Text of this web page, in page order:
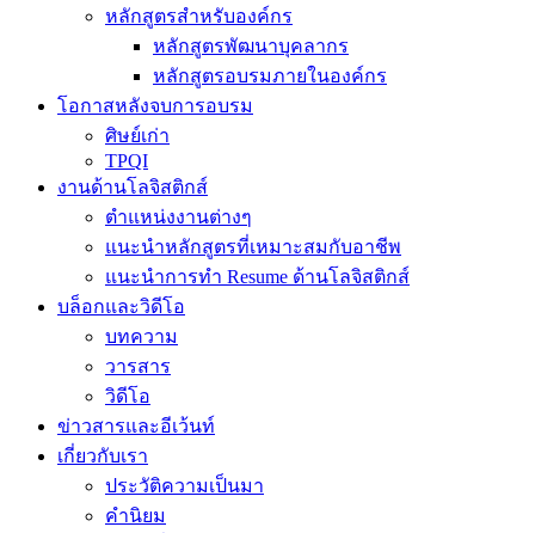
หลักสูตรสำหรับองค์กร
หลักสูตรพัฒนาบุคลากร
หลักสูตรอบรมภายในองค์กร
โอกาสหลังจบการอบรม
ศิษย์เก่า
TPQI
งานด้านโลจิสติกส์
ตำแหน่งงานต่างๆ
แนะนำหลักสูตรที่เหมาะสมกับอาชีพ
แนะนำการทำ Resume ด้านโลจิสติกส์
บล็อกและวิดีโอ
บทความ
วารสาร
วิดีโอ
ข่าวสารและอีเว้นท์
เกี่ยวกับเรา
ประวัติความเป็นมา
คำนิยม